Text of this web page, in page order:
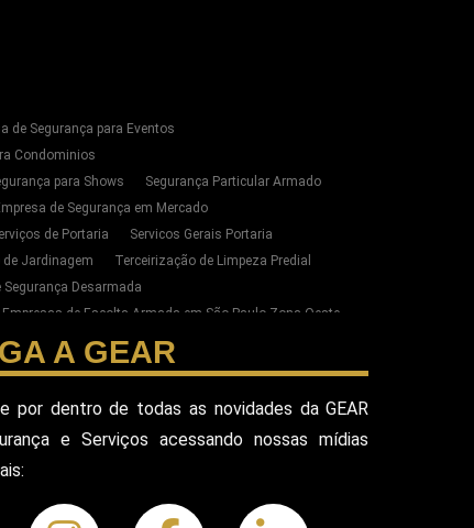
de Segurança para Eventos
Condominios
para Shows
Segurança Particular Armado
de Segurança em Mercado
de Portaria
Servicos Gerais Portaria
Jardinagem
Terceirização de Limpeza Predial
Segurança Desarmada
Empresas de Escolta Armada em São Paulo Zona Oeste
de Limpeza e Conservação em SP
SP
Equipe De Seguranca Para Eventos
Seguranca Pessoal Vip
Seguranca Vip
Alphaville
A GEAR
por dentro de todas as novidades da GEAR
e Serviços acessando nossas mídias